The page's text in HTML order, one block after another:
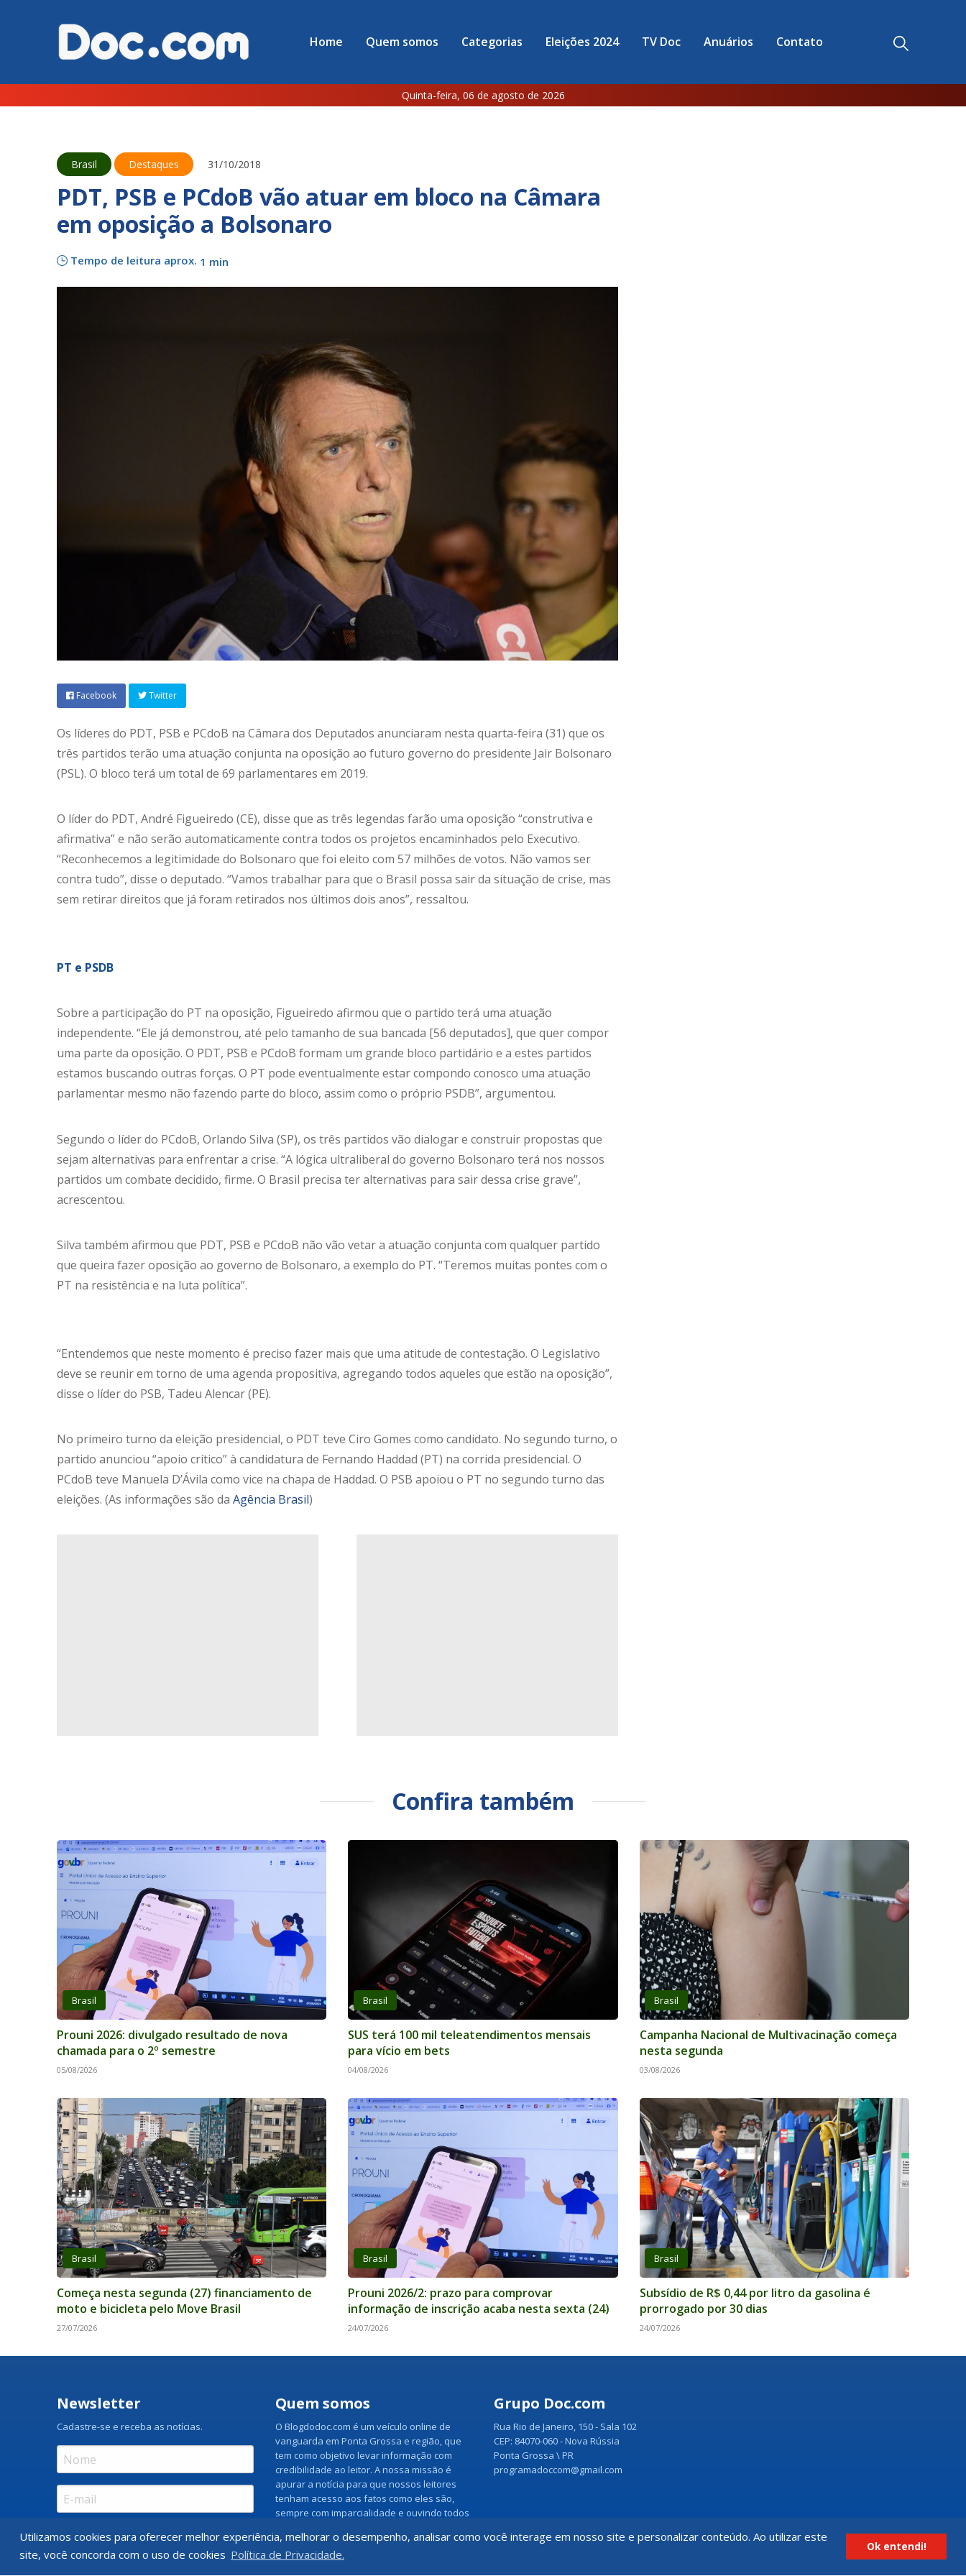
Utilizamos cookies para oferecer melhor experiência, melhorar o desempenho, analisar como você interage em nosso site e personalizar conteúdo. Ao utilizar este
site, você concorda com o uso de cookies Política de Privacidade.
Ok entendi!
Home Quem somos Categorias Eleições 2024 TV Doc Anuários Contato
Quinta-feira, 06 de agosto de 2026
Brasil Destaques 31/10/2018
PDT, PSB e PCdoB vão atuar em bloco na Câmara
em oposição a Bolsonaro
Tempo de leitura aprox. 1 min
Facebook Twitter
Os líderes do PDT, PSB e PCdoB na Câmara dos Deputados anunciaram nesta quarta-feira (31) que os
três partidos terão uma atuação conjunta na oposição ao futuro governo do presidente Jair Bolsonaro
(PSL). O bloco terá um total de 69 parlamentares em 2019.
O líder do PDT, André Figueiredo (CE), disse que as três legendas farão uma oposição “construtiva e
afirmativa” e não serão automaticamente contra todos os projetos encaminhados pelo Executivo.
“Reconhecemos a legitimidade do Bolsonaro que foi eleito com 57 milhões de votos. Não vamos ser
contra tudo”, disse o deputado. “Vamos trabalhar para que o Brasil possa sair da situação de crise, mas
sem retirar direitos que já foram retirados nos últimos dois anos”, ressaltou.
PT e PSDB
Sobre a participação do PT na oposição, Figueiredo afirmou que o partido terá uma atuação
independente. “Ele já demonstrou, até pelo tamanho de sua bancada [56 deputados], que quer compor
uma parte da oposição. O PDT, PSB e PCdoB formam um grande bloco partidário e a estes partidos
estamos buscando outras forças. O PT pode eventualmente estar compondo conosco uma atuação
parlamentar mesmo não fazendo parte do bloco, assim como o próprio PSDB”, argumentou.
Segundo o líder do PCdoB, Orlando Silva (SP), os três partidos vão dialogar e construir propostas que
sejam alternativas para enfrentar a crise. “A lógica ultraliberal do governo Bolsonaro terá nos nossos
partidos um combate decidido, firme. O Brasil precisa teralternativas para sair dessa crise grave”,
acrescentou.
Silva também afirmou que PDT, PSB e PCdoB não vão vetar a atuação conjunta com qualquer partido
que queira fazer oposição ao governo de Bolsonaro, a exemplo do PT. “Teremos muitas pontes com o
PT na resistência e na luta política”.
“Entendemos que neste momento é preciso fazer mais que uma atitude de contestação. O Legislativo
deve se reunir em torno de uma agenda propositiva, agregando todos aqueles que estão na oposição”,
disse o líder do PSB, Tadeu Alencar (PE).
No primeiro turno da eleição presidencial, o PDT teve Ciro Gomes como candidato. No segundo turno, o
partido anunciou “apoio crítico” à candidatura de Fernando Haddad (PT) na corrida presidencial. O
PCdoB teve Manuela D’Ávila como vice na chapa de Haddad. O PSB apoiou o PT no segundo turno das
eleições. (As informações são da Agência Brasil)
Confira também
Brasil
Prouni 2026: divulgado resultado de nova
chamada para o 2º semestre
05/08/2026
Brasil
SUS terá 100 mil teleatendimentos mensais
para vício em bets
04/08/2026
Brasil
Campanha Nacional de Multivacinação começa
nesta segunda
03/08/2026
Brasil
Começa nesta segunda (27) financiamento de
moto e bicicleta pelo Move Brasil
27/07/2026
Brasil
Prouni 2026/2: prazo para comprovar
informação de inscrição acaba nesta sexta (24)
24/07/2026
Brasil
Subsídio de R$ 0,44 por litro da gasolina é
prorrogado por 30 dias
24/07/2026
Newsletter
Cadastre-se e receba as notícias.
Assinar
Quem somos
O Blogdodoc.com é um veículo online de
vanguarda em Ponta Grossa e região, que
tem como objetivo levar informação com
credibilidade ao leitor. A nossa missão é
apurar a notícia para que nossos leitores
tenham acesso aos fatos como eles são,
sempre com imparcialidade e ouvindo todos
Grupo Doc.com
Rua Rio de Janeiro, 150 - Sala 102
CEP: 84070-060 - Nova Rússia
Ponta Grossa \ PR
programadoccom@gmail.com